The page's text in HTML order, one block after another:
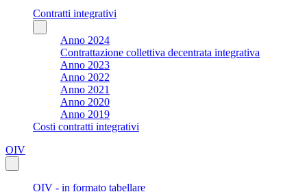
Contratti integrativi
Anno 2024
Contrattazione collettiva decentrata integrativa
Anno 2023
Anno 2022
Anno 2021
Anno 2020
Anno 2019
Costi contratti integrativi
OIV
OIV - in formato tabellare